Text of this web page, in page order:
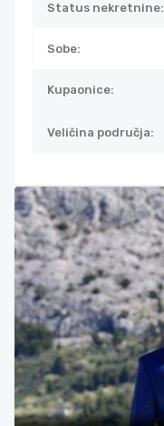
Status nekretnine:
Sobe:
Kupaonice:
Veličina područja: